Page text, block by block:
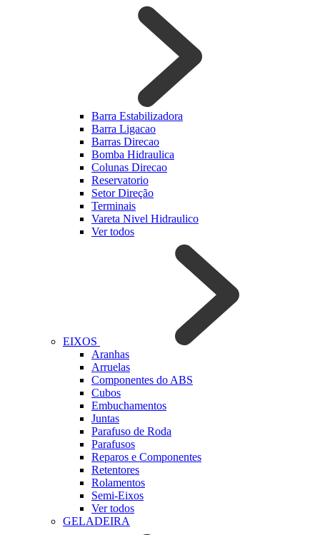
Barra Estabilizadora
Barra Ligacao
Barras Direcao
Bomba Hidraulica
Colunas Direcao
Reservatorio
Setor Direção
Terminais
Vareta Nivel Hidraulico
Ver todos
EIXOS
Aranhas
Arruelas
Componentes do ABS
Cubos
Embuchamentos
Juntas
Parafuso de Roda
Parafusos
Reparos e Componentes
Retentores
Rolamentos
Semi-Eixos
Ver todos
GELADEIRA